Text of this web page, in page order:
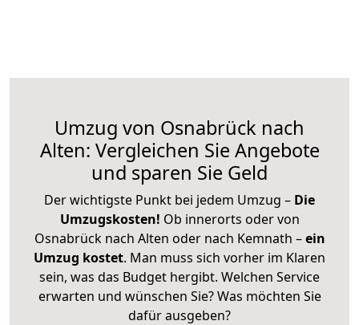
Umzug von Osnabrück nach
Alten: Vergleichen Sie Angebote
und sparen Sie Geld
Der wichtigste Punkt bei jedem Umzug – Die
Umzugskosten! Ob innerorts oder von
Osnabrück nach Alten oder nach Kemnath –ein
Umzug kostet. Man muss sich vorher im Klaren
sein, was das Budget hergibt. Welchen Service
erwarten und wünschen Sie? Was möchten Sie
dafür ausgeben?